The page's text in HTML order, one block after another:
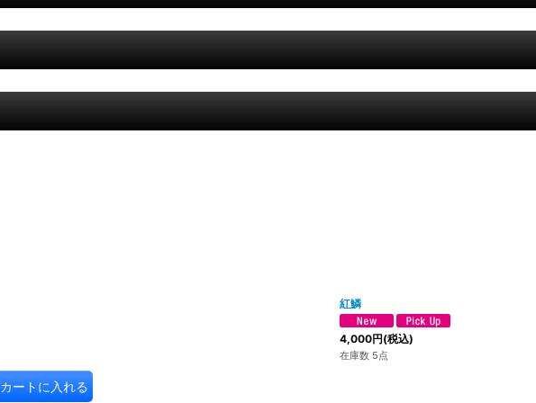
カートに入れる
紅鱗
4,000円(税込)
在庫数 5点